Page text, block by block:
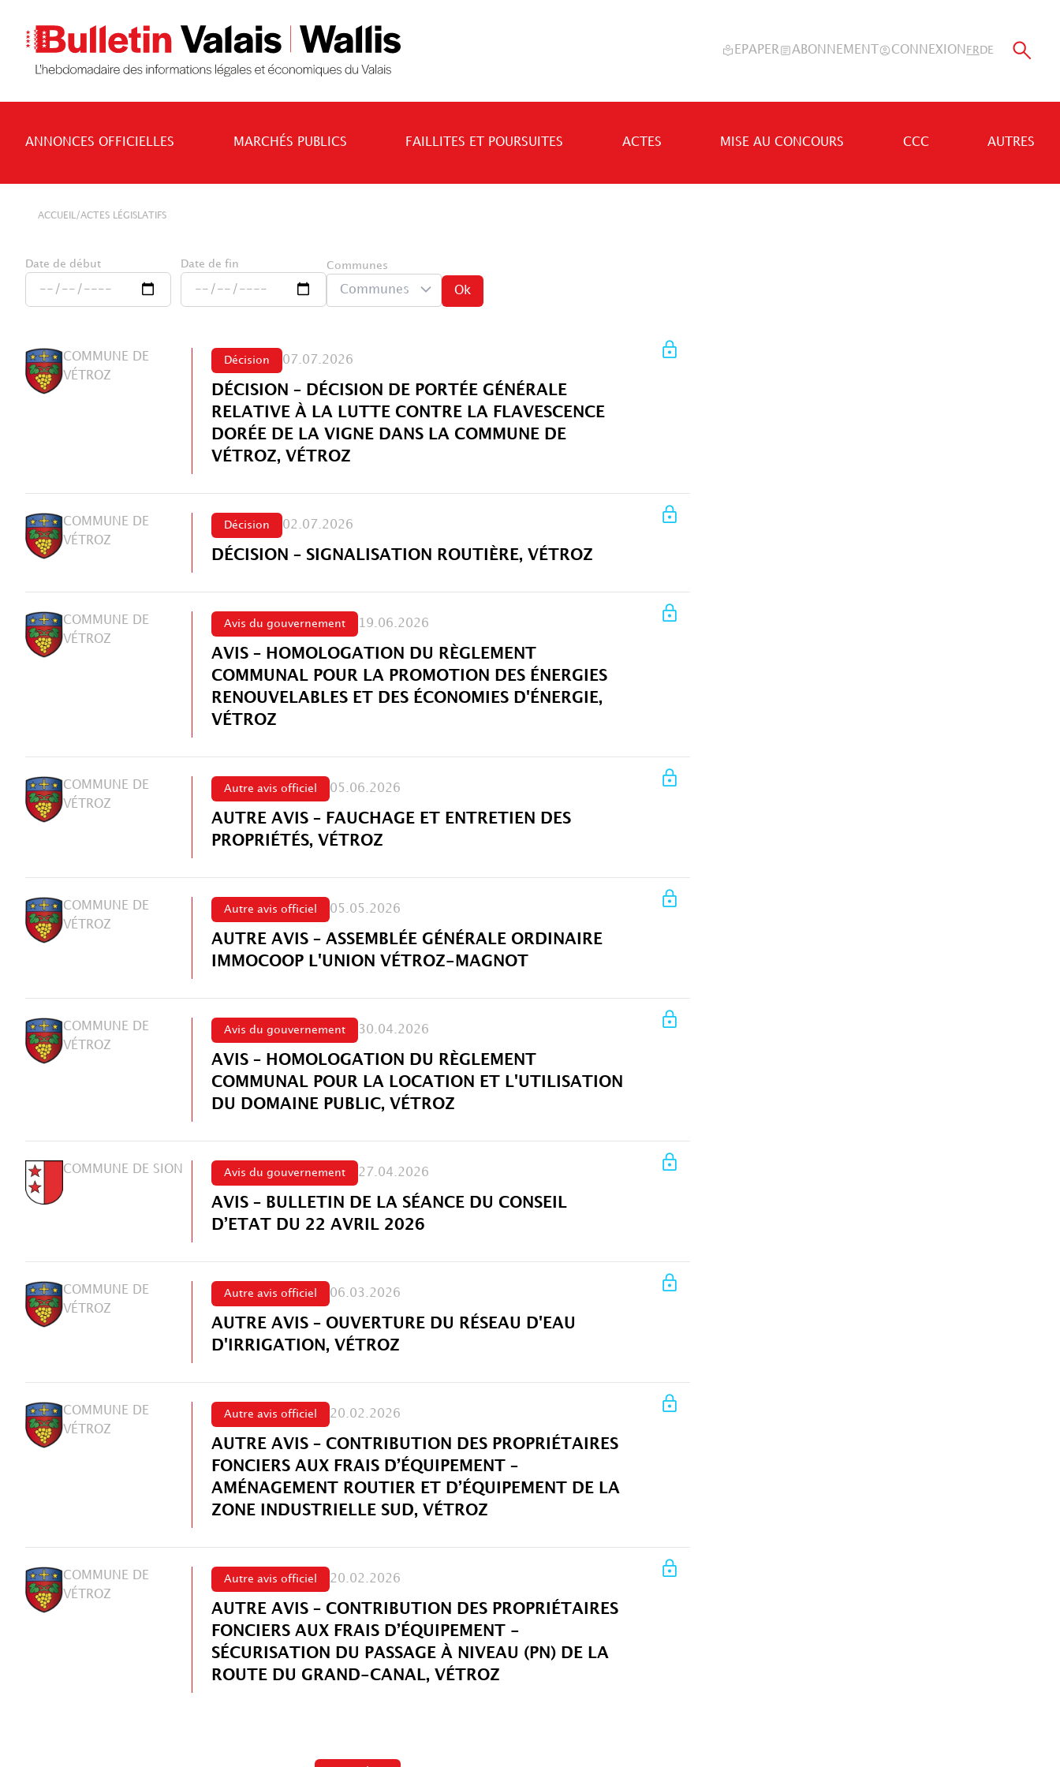
EPAPER ABONNEMENT CONNEXION FR DE
ANNONCES OFFICIELLES MARCHÉS PUBLICS FAILLITES ET POURSUITES ACTES MISE AU CONCOURS CCC AUTRES
ACCUEIL /ACTES LÉGISLATIFS
Date de début Date de fin Communes
Communes Ok
COMMUNE DE
VÉTROZ
Décision 07.07.2026
DÉCISION – DÉCISION DE PORTÉE GÉNÉRALE
RELATIVE À LA LUTTE CONTRE LA FLAVESCENCE
DORÉE DE LA VIGNE DANS LA COMMUNE DE
VÉTROZ, VÉTROZ
COMMUNE DE
VÉTROZ
Décision 02.07.2026
DÉCISION – SIGNALISATION ROUTIÈRE, VÉTROZ
COMMUNE DE
VÉTROZ
Avis du gouvernement 19.06.2026
AVIS – HOMOLOGATION DU RÈGLEMENT
COMMUNAL POUR LA PROMOTION DES ÉNERGIES
RENOUVELABLES ET DES ÉCONOMIES D'ÉNERGIE,
VÉTROZ
COMMUNE DE
VÉTROZ
Autre avis officiel 05.06.2026
AUTRE AVIS – FAUCHAGE ET ENTRETIEN DES
PROPRIÉTÉS, VÉTROZ
COMMUNE DE
VÉTROZ
Autre avis officiel 05.05.2026
AUTRE AVIS – ASSEMBLÉE GÉNÉRALE ORDINAIRE
IMMOCOOP L'UNION VÉTROZ-MAGNOT
COMMUNE DE
VÉTROZ
Avis du gouvernement 30.04.2026
AVIS – HOMOLOGATION DU RÈGLEMENT
COMMUNAL POUR LA LOCATION ET L'UTILISATION
DU DOMAINE PUBLIC, VÉTROZ
COMMUNE DE SION Avis du gouvernement 27.04.2026
AVIS – BULLETIN DE LA SÉANCE DU CONSEIL
D’ETAT DU 22 AVRIL 2026
COMMUNE DE
VÉTROZ
Autre avis officiel 06.03.2026
AUTRE AVIS – OUVERTURE DU RÉSEAU D'EAU
D'IRRIGATION, VÉTROZ
COMMUNE DE
VÉTROZ
Autre avis officiel 20.02.2026
AUTRE AVIS – CONTRIBUTION DES PROPRIÉTAIRES
FONCIERS AUX FRAIS D’ÉQUIPEMENT –
AMÉNAGEMENT ROUTIER ET D’ÉQUIPEMENT DE LA
ZONE INDUSTRIELLE SUD, VÉTROZ
COMMUNE DE
VÉTROZ
Autre avis officiel 20.02.2026
AUTRE AVIS – CONTRIBUTION DES PROPRIÉTAIRES
FONCIERS AUX FRAIS D’ÉQUIPEMENT -
SÉCURISATION DU PASSAGE À NIVEAU (PN) DE LA
ROUTE DU GRAND-CANAL, VÉTROZ